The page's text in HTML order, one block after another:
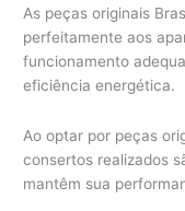
As peças originais
perfeitamente aos
funcionamento
eficiência energética.
Ao optar por peças
consertos realizados
mantêm sua